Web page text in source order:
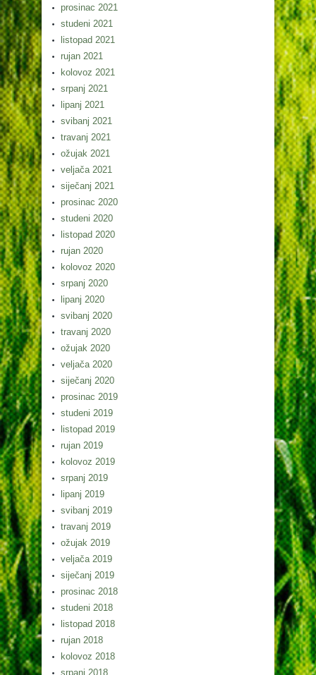
prosinac 2021
studeni 2021
listopad 2021
rujan 2021
kolovoz 2021
srpanj 2021
lipanj 2021
svibanj 2021
travanj 2021
ožujak 2021
veljača 2021
siječanj 2021
prosinac 2020
studeni 2020
listopad 2020
rujan 2020
kolovoz 2020
srpanj 2020
lipanj 2020
svibanj 2020
travanj 2020
ožujak 2020
veljača 2020
siječanj 2020
prosinac 2019
studeni 2019
listopad 2019
rujan 2019
kolovoz 2019
srpanj 2019
lipanj 2019
svibanj 2019
travanj 2019
ožujak 2019
veljača 2019
siječanj 2019
prosinac 2018
studeni 2018
listopad 2018
rujan 2018
kolovoz 2018
srpanj 2018